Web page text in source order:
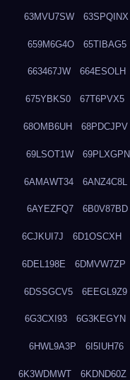
63MVU7SW 63SPQINX
659M6G4O 65TIBAG5
663467JW 664ESOLH
675YBKS0 67T6PVX5
68OMB6UH 68PDCJPV
69LSOT1W 69PLXGPN
6AMAWT34 6ANZ4C8L
6AYEZFQ7 6B0V87BD
6CJKUI7J 6D1OSCXH
6DEL198E 6DMVW7ZP
6DSSGCV5 6EEGL9Z9
6G3CXI93 6G3KEGYN
6HWL9A3P 6I5IUH76
6K3WDMWT 6KDND60Z